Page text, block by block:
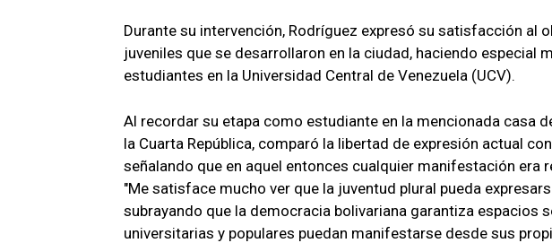
Durante su intervención, Rodríguez expresó su satisfacción al
juveniles que se desarrollaron en la ciudad, haciendo especial
estudiantes en la Universidad Central de Venezuela (UCV).
Al recordar su etapa como estudiante en la mencionada casa
la Cuarta República, comparó la libertad de expresión actual
señalando que en aquel entonces cualquier manifestación era
"Me satisface mucho ver que la juventud plural pueda
subrayando que la democracia bolivariana garantiza espacios
universitarias y populares puedan manifestarse desde sus